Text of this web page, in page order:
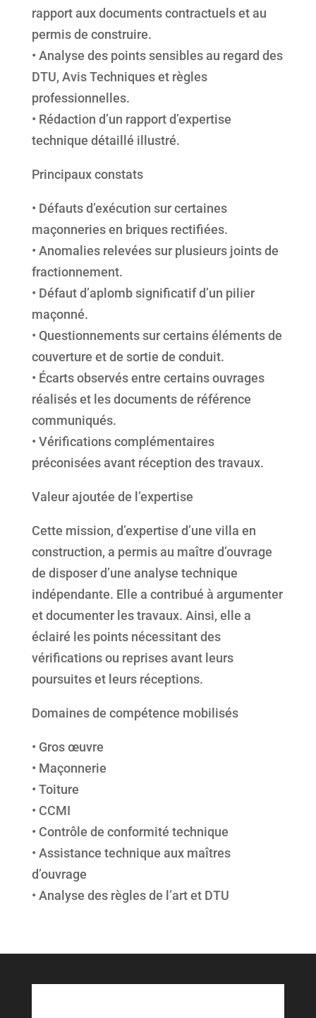
rapport aux documents contractuels et au
permis de construire.
• Analyse des points sensibles au regard des
DTU, Avis Techniques et règles
professionnelles.
• Rédaction d’un rapport d’expertise
technique détaillé illustré.
Principaux constats
• Défauts d’exécution sur certaines
maçonneries en briques rectifiées.
• Anomalies relevées sur plusieurs joints de
fractionnement.
• Défaut d’aplomb significatif d’un pilier
maçonné.
• Questionnements sur certains éléments de
couverture et de sortie de conduit.
• Écarts observés entre certains ouvrages
réalisés et les documents de référence
communiqués.
• Vérifications complémentaires
préconisées avant réception des travaux.
Valeur ajoutée de l’expertise
Cette mission, d’expertise d’une villa en
construction, a permis au maître d’ouvrage
de disposer d’une analyse technique
indépendante. Elle a contribué à argumenter
et documenter les travaux. Ainsi, elle a
éclairé les points nécessitant des
vérifications ou reprises avant leurs
poursuites et leurs réceptions.
Domaines de compétence mobilisés
• Gros œuvre
• Maçonnerie
• Toiture
• CCMI
• Contrôle de conformité technique
• Assistance technique aux maîtres
d’ouvrage
• Analyse des règles de l’art et DTU